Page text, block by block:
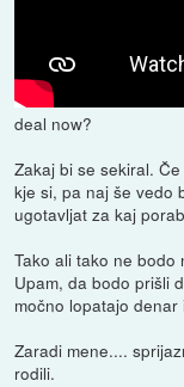
deal now?
Zakaj bi se sekiral.
kje si, pa naj še vedo
ugotavljat za kaj
Tako ali tako ne bodo
Upam, da bodo prišli
močno lopatajo denar
Zaradi mene....
rodili.